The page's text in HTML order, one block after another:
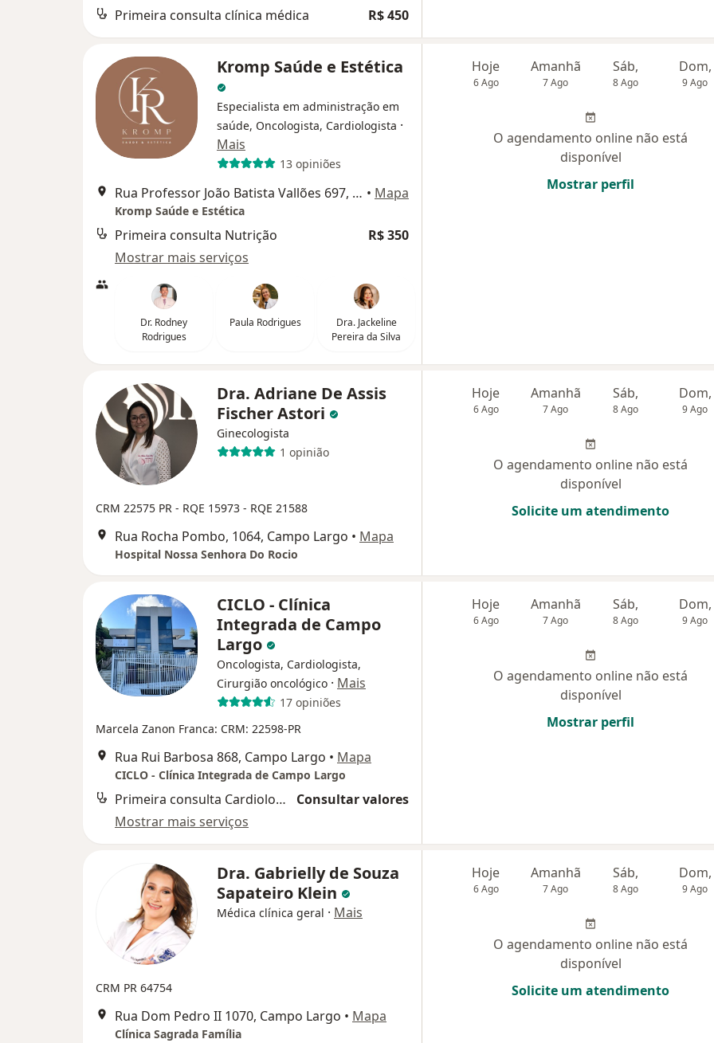
Primeira consulta clínica médica R$ 450
Kromp Saúde e Estética
Especialista em administração em
saúde, Oncologista, Cardiologista ·
Mais
13 opiniões
Rua Professor João Batista Vallões 697, Campo Largo • Mapa
Kromp Saúde e Estética
Primeira consulta Nutrição
R$ 350
Mostrar mais serviços
Dr. Rodney
Rodrigues
Paula Rodrigues
Dra. Jackeline
Pereira da Silva
Hoje
6 Ago
Amanhã
7 Ago
Sáb,
8 Ago
Dom,
9 Ago
O agendamento online não está
disponível
Mostrar perfil
Dra. Adriane De Assis
Fischer Astori
Ginecologista
1 opinião
CRM 22575 PR - RQE 15973 - RQE 21588
Rua Rocha Pombo, 1064, Campo Largo • Mapa
Hospital Nossa Senhora Do Rocio
Hoje
6 Ago
Amanhã
7 Ago
Sáb,
8 Ago
Dom,
9 Ago
O agendamento online não está
disponível
Solicite um atendimento
CICLO - Clínica
Integrada de Campo
Largo
Oncologista, Cardiologista,
Cirurgião oncológico · Mais
17 opiniões
Marcela Zanon Franca: CRM: 22598-PR
Rua Rui Barbosa 868, Campo Largo • Mapa
CICLO - Clínica Integrada de Campo Largo
Primeira consulta Cardiologia
Consultar valores
Mostrar mais serviços
Hoje
6 Ago
Amanhã
7 Ago
Sáb,
8 Ago
Dom,
9 Ago
O agendamento online não está
disponível
Mostrar perfil
Dra. Gabrielly de Souza
Sapateiro Klein
Médica clínica geral · Mais
CRM PR 64754
Rua Dom Pedro II 1070, Campo Largo • Mapa
Clínica Sagrada Família
Hoje
6 Ago
Amanhã
7 Ago
Sáb,
8 Ago
Dom,
9 Ago
O agendamento online não está
disponível
Solicite um atendimento